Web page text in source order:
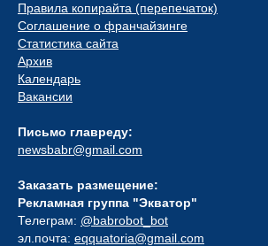
Правила копирайта (перепечаток)
Соглашение о франчайзинге
Статистика сайта
Архив
Календарь
Вакансии
Письмо главреду:
newsbabr@gmail.com
Заказать размещение:
Рекламная группа "Экватор"
Телеграм: @babrobot_bot
эл.почта: eqquatoria@gmail.com